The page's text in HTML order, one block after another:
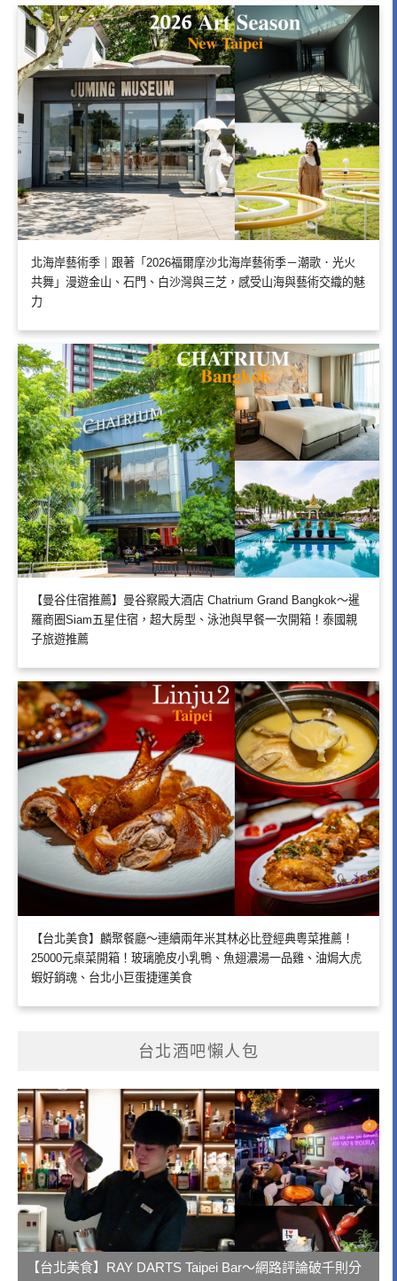
北海岸藝術季｜跟著「2026福爾摩沙北海岸藝術季－潮歌．光火
共舞」漫遊金山、石門、白沙灣與三芝，感受山海與藝術交織的魅
力
【曼谷住宿推薦】曼谷察殿大酒店 Chatrium Grand Bangkok～暹
羅商圈Siam五星住宿，超大房型、泳池與早餐一次開箱！泰國親
子旅遊推薦
【台北美食】麟聚餐廳～連續兩年米其林必比登經典粵菜推薦！
25000元桌菜開箱！玻璃脆皮小乳鴨、魚翅濃湯一品雞、油焗大虎
蝦好銷魂、台北小巨蛋捷運美食
台北酒吧懶人包
【台北美食】RAY DARTS Taipei Bar～網路評論破千則分